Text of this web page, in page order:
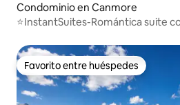
Condominio en Canmore
⭐️InstantSuites-Romántica suite
Favorito entre huéspedes
Favorito entre huéspedes